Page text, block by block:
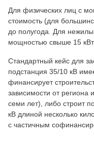
Для физических лиц с
стоимость (для
до полугода. Для
мощностью свыше 15
Стандартный кейс для
подстанция 35/10 кВ
финансирует
зависимости от региона
семи лет), либо строит
кВ длиной несколько
с частичным